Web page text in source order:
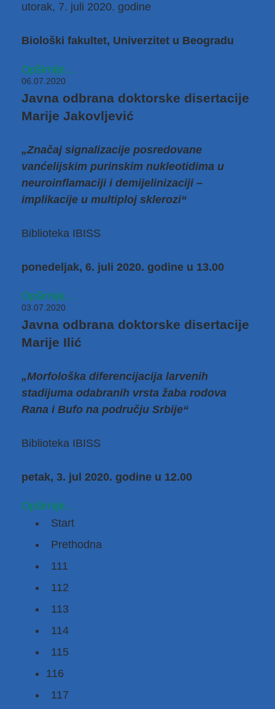
utorak, 7. juli 2020. godine
Biološki fakultet, Univerzitet u Beogradu
Opširnije...
06.07.2020
Javna odbrana doktorske disertacije
Marije Jakovljević
„Značaj signalizacije posredovane
vanćelijskim purinskim nukleotidima u
neuroinflamaciji i demijelinizaciji –
implikacije u multiploj sklerozi“
Biblioteka IBISS
ponedeljak, 6. juli 2020. godine u 13.00
Opširnije...
03.07.2020
Javna odbrana doktorske disertacije
Marije Ilić
„Morfološka diferencijacija larvenih
stadijuma odabranih vrsta žaba rodova
Rana i Bufo na području Srbije“
Biblioteka IBISS
petak, 3. jul 2020. godine u 12.00
Opširnije...
Start
Prethodna
111
112
113
114
115
116
117